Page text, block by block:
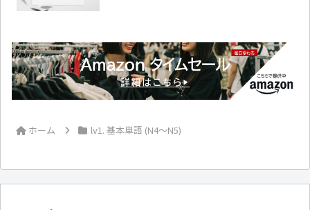
ホーム lv1. 基本単語 (N4～N5)